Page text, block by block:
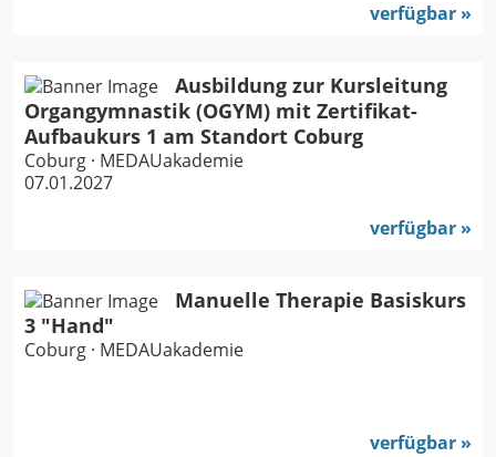
verfügbar
Ausbildung zur Kursleitung
Organgymnastik (OGYM) mit Zertifikat-
Aufbaukurs 1 am Standort Coburg
Coburg · MEDAUakademie
07.01.2027
verfügbar
Manuelle Therapie Basiskurs
3 "Hand"
Coburg · MEDAUakademie
verfügbar